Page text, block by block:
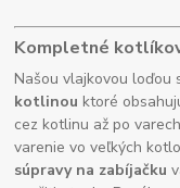
Kompletné
Našou vlajkovou loďou
kotlinou ktoré
cez kotlinu až po
varenie vo veľkých
súpravy na zabíjačku